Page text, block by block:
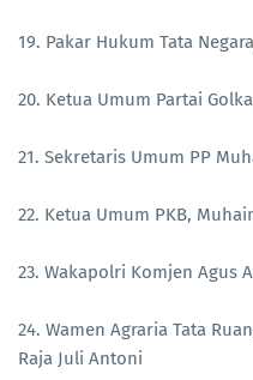
19. Pakar Hukum Tata
20. Ketua Umum Partai
21. Sekretaris Umum PP
22. Ketua Umum PKB,
23. Wakapolri Komjen Agus
24. Wamen Agraria Tata
Raja Juli Antoni